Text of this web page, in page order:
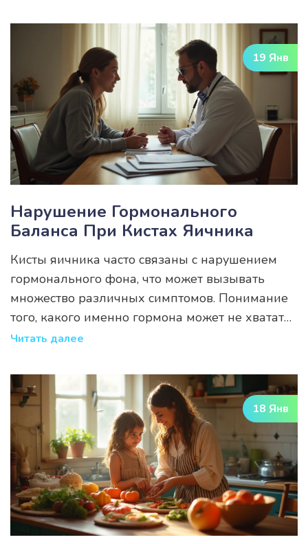
чтобы минимизировать риски и обеспечить
успех на рынке. Мы обсудим важные аспекты,
такие как оборудование, лицензии, и подбор
персонала.
19 Янв
Нарушение Гормонального
Баланса При Кистах Яичника
Кисты яичника часто связаны с нарушением
гормонального фона, что может вызывать
множество различных симптомов. Понимание
того, какого именно гормона может не хватать
при данном состоянии, является важным
приводится информация о возможных
гормональных нарушениях, связанных с
кистой яичника, а также практические советы
для улучшения самочувствия. Важность
своевременной диагностики и лечения
обсуждается также с точки зрения женского
здоровья.
Читать далее
18 Янв